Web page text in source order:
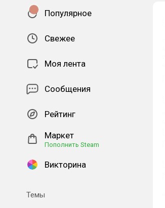
Популярное
Свежее
Моя лента
Сообщения
Рейтинг
Маркет
Пополнить Steam
Викторина
Темы